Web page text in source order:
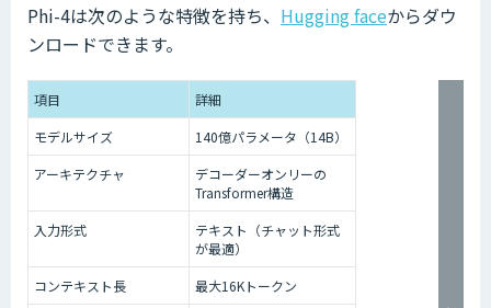
Phi-4は次のような特徴を持ち、 Hugging faceからダウ
ンロードできます。
項目
詳細
モデルサイズ
140億パラメータ（14B）
アーキテクチャ
デコーダーオンリーの
Transformer構造
入力形式
テキスト（チャット形式
が最適）
コンテキスト長
最大16Kトークン